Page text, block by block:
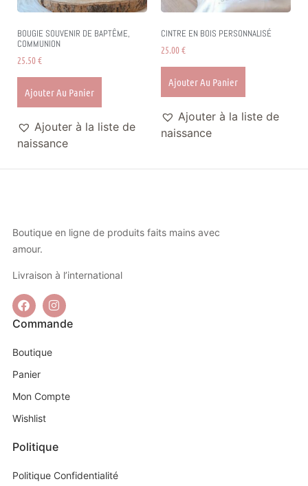
BOUGIE SOUVENIR DE BAPTÊME,
COMMUNION
25.50€
Ajouter Au Panier
Ajouter à la liste de
naissance
CINTRE EN BOIS PERSONNALISÉ
25.00€
Ajouter Au Panier
Ajouter à la liste de
naissance
Boutique en ligne de produits faits mains avec
amour.
Livraison à l’international
Commande
Boutique
Panier
Mon Compte
Wishlist
Politique
Politique Confidentialité